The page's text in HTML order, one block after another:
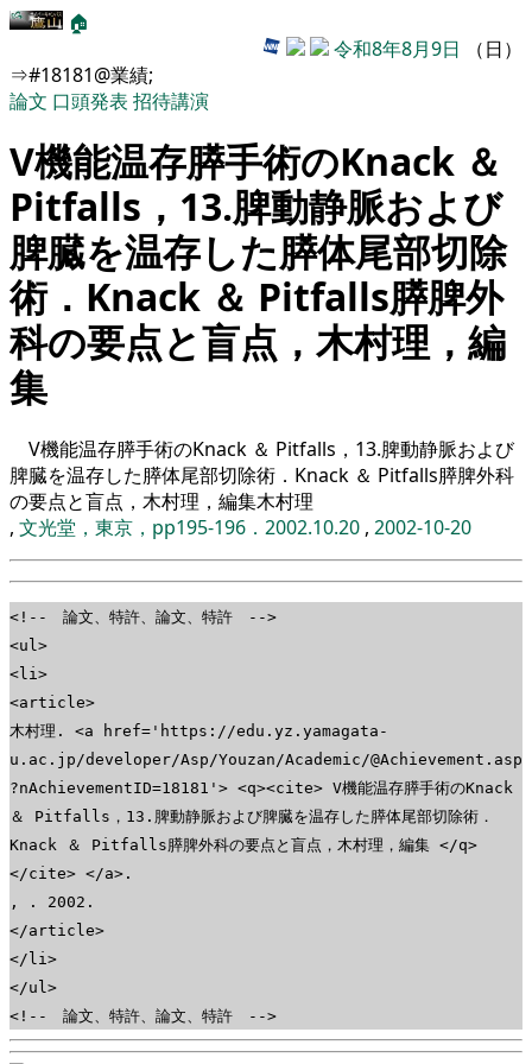
🏠
令和8年8月9日 （日）
⇒#18181@業績;
論文 口頭発表 招待講演
V機能温存膵手術のKnack ＆
Pitfalls，13.脾動静脈および
脾臓を温存した膵体尾部切除
術．Knack ＆ Pitfalls膵脾外
科の要点と盲点，木村理，編
集
V機能温存膵手術のKnack ＆ Pitfalls，13.脾動静脈および
脾臓を温存した膵体尾部切除術．Knack ＆ Pitfalls膵脾外科
の要点と盲点，木村理，編集木村理
, 文光堂，東京，pp195-196．2002.10.20 , 2002-10-20
<!-- 論文、特許、論文、特許 -->
<ul>
<li>
<article>
木村理. <a href='https://edu.yz.yamagata-
u.ac.jp/developer/Asp/Youzan/Academic/@Achievement.asp
?nAchievementID=18181'> <q><cite> V機能温存膵手術のKnack
＆ Pitfalls，13.脾動静脈および脾臓を温存した膵体尾部切除術．
Knack ＆ Pitfalls膵脾外科の要点と盲点，木村理，編集 </q>
</cite> </a>.
, . 2002.
</article>
</li>
</ul>
<!-- 論文、特許、論文、特許 -->